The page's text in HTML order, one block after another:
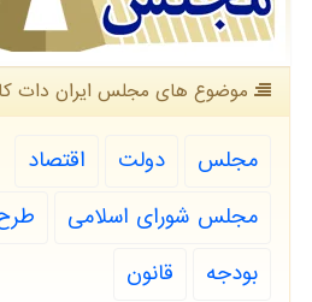
موضوع های مجلس ایران دات
مجلس دولت
اقتصاد
مجلس شورای اسلامی
بودجه
قانون